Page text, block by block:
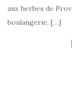
aux herbes de
boulangerie, […]